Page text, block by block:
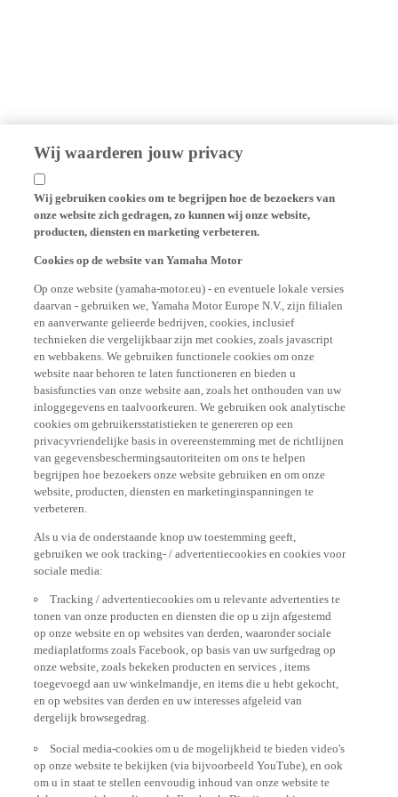
Wij waarderen jouw privacy
Wij gebruiken cookies om te begrijpen hoe de bezoekers van
onze website zich gedragen, zo kunnen wij onze website,
producten, diensten en marketing verbeteren.
daarvan - gebruiken we, Yamaha Motor Europe N.V., zijn filialen
en aanverwante gelieerde bedrijven, cookies, inclusief
technieken die vergelijkbaar zijn met cookies, zoals javascript
en webbakens. We gebruiken functionele cookies om onze
website naar behoren te laten functioneren en bieden u
basisfuncties van onze website aan, zoals het onthouden van uw
inloggegevens en taalvoorkeuren. We gebruiken ook analytische
cookies om gebruikersstatistieken te genereren op een
privacyvriendelijke basis in overeenstemming met de richtlijnen
van gegevensbeschermingsautoriteiten om ons te helpen
begrijpen hoe bezoekers onze website gebruiken en om onze
website, producten, diensten en marketinginspanningen te
verbeteren.
gebruiken we ook tracking- / advertentiecookies en cookies voor
sociale media:
tonen van onze producten en diensten die op u zijn afgestemd
op onze website en op websites van derden, waaronder sociale
mediaplatforms zoals Facebook, op basis van uw surfgedrag op
onze website, zoals bekeken producten en services , items
toegevoegd aan uw winkelmandje, en items die u hebt gekocht,
en op websites van derden en uw interesses afgeleid van
dergelijk browsegedrag.
op onze website te bekijken (via bijvoorbeeld YouTube), en ook
om u in staat te stellen eenvoudig inhoud van onze website te
delen op sociale media, zoals Facebook. Dit zijn cookies van